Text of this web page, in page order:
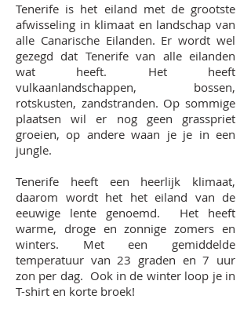
Tenerife is het eiland met de grootste
afwisseling in klimaat en landschap van
alle Canarische Eilanden. Er wordt wel
gezegd dat Tenerife van alle eilanden
wat heeft. Het heeft
vulkaanlandschappen, bossen,
rotskusten, zandstranden. Op sommige
plaatsen wil er nog geen grasspriet
groeien, op andere waan je je in een
jungle.
Tenerife heeft een heerlijk klimaat,
daarom wordt het het eiland van de
eeuwige lente genoemd. Het heeft
warme, droge en zonnige zomers en
winters. Met een gemiddelde
temperatuur van 23 graden en 7 uur
zon per dag. Ook in de winter loop je in
T-shirt en korte broek!